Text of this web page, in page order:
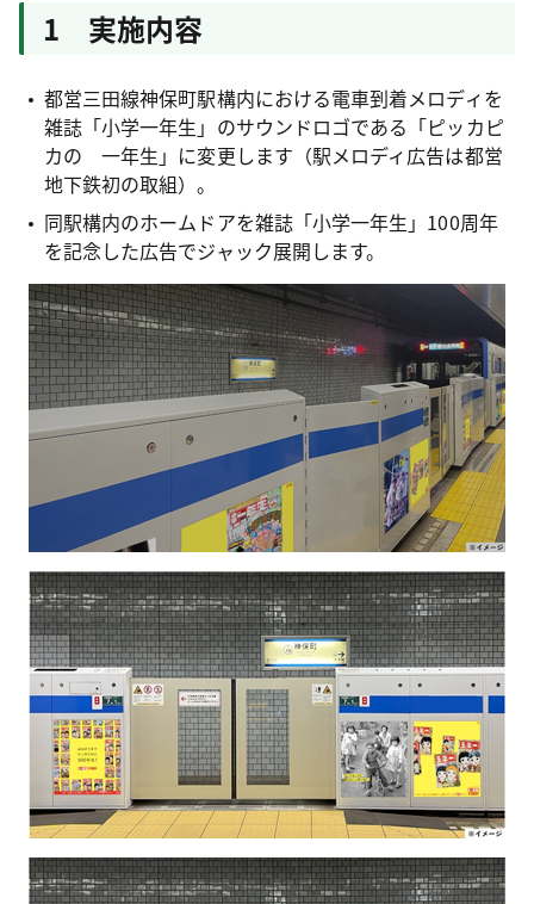
1 実施内容
都営三田線神保町駅構内における電車到着メロディを
雑誌「小学一年生」のサウンドロゴである「ピッカピ
カの 一年生」に変更します（駅メロディ広告は都営
地下鉄初の取組）。
同駅構内のホームドアを雑誌「小学一年生」100周年
を記念した広告でジャック展開します。